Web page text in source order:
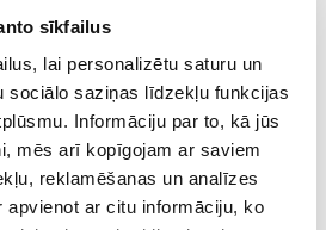
sīkfailus
lai personalizētu saturu un
sociālo saziņas līdzekļu funkcijas
Informāciju par to, kā jūs
mēs arī kopīgojam ar saviem
reklamēšanas un analīzes
apvienot ar citu informāciju, ko
latvieši jau mērojās spēkiem, toreiz
mačā, sedzot tieši
kas Rietumu konferencē